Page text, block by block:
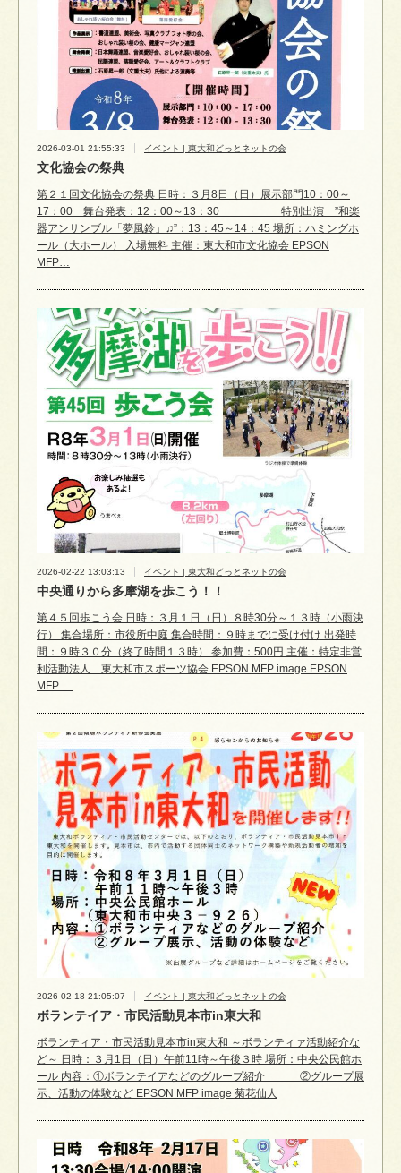
2026-03-01 21:55:33 イベント | 東大和どっとネットの会
文化協会の祭典
第２１回文化協会の祭典 日時：３月8日（日）展示部門10：00～
17：00 舞台発表：12：00～13：30 特別出演 ”和楽
器アンサンブル「夢風鈴」♫”：13：45～14：45 場所：ハミングホ
ール（大ホール） 入場無料 主催：東大和市文化協会 EPSON
MFP…
2026-02-22 13:03:13 イベント | 東大和どっとネットの会
中央通りから多摩湖を歩こう！！
第４５回歩こう会 日時：３月１日（日）８時30分～１３時（小雨決
行） 集合場所：市役所中庭 集合時間：９時までに受け付け 出発時
間：９時３０分（終了時間１３時） 参加費：500円 主催：特定非営
利活動法人 東大和市スポーツ協会 EPSON MFP image EPSON
MFP …
2026-02-18 21:05:07 イベント | 東大和どっとネットの会
ボランテイア・市民活動見本市in東大和
ボランティア・市民活動見本市in東大和 ～ボランティァ活動紹介な
ど～ 日時：３月1日（日）午前11時～午後３時 場所：中央公民館ホ
ール 内容：①ボランテイアなどのグループ紹介 ②グループ展
示、活動の体験など EPSON MFP image 菊花仙人